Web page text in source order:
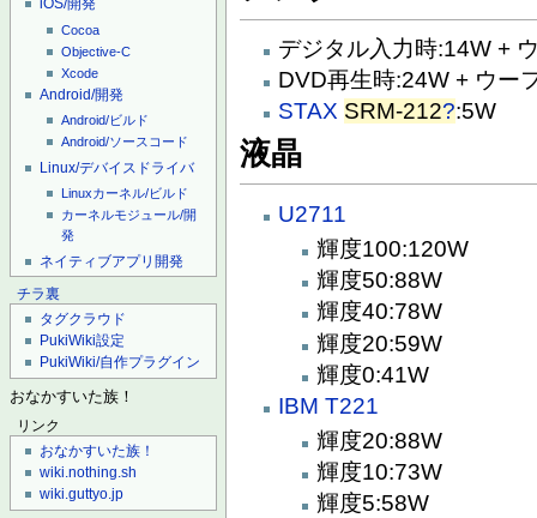
iOS/開発
Cocoa
Objective-C
Xcode
Android/開発
Android/ビルド
Android/ソースコード
Linux/デバイスドライバ
Linuxカーネル/ビルド
カーネルモジュール/開
発
ネイティブアプリ開発
チラ裏
タグクラウド
PukiWiki設定
PukiWiki/自作プラグイン
おなかすいた族！
リンク
おなかすいた族！
wiki.nothing.sh
wiki.guttyo.jp
デジタル入力時:14W +
DVD再生時:24W + ウー
STAX SRM-212?:5W
液晶
U2711
輝度100:120W
輝度50:88W
輝度40:78W
輝度20:59W
輝度0:41W
IBM T221
輝度20:88W
輝度10:73W
輝度5:58W